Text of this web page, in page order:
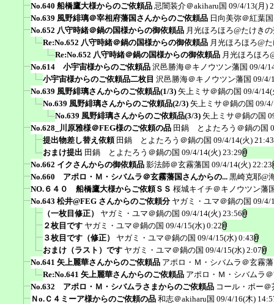
No.640 船橋鷹大様からのご依頼品 忌闇装介＠akiharu国 09/4/13(月)
No.639 風野緋璃＠宰相府藩国さんからのご依頼品 日向美弥＠紅葉国
No.652 八守時緒＠鍋の国様からの御依頼品 月光ほろほろ@たけき
Re:No.652 八守時緒＠鍋の国様からの御依頼品 月光ほろほろ@
Re:No.652 八守時緒＠鍋の国様からの御依頼品 月光ほろほろ
No.614 小宇宙様からのご依頼品 沢邑勝海＠キノウツン藩国 09/4/
小宇宙様からのご依頼品二枚目 沢邑勝海＠キノウツン藩国 09/4/
No.639 風野緋璃さんからのご依頼品(1/3) 矢上ミサ＠鍋の国 09/4/14(
No.639 風野緋璃さんからのご依頼品(2/3) 矢上ミサ＠鍋の国 09/
No.639 風野緋璃さんからのご依頼品(3/3) 矢上ミサ＠鍋の国
No.628_川原雅様＠FEG様のご依頼の品 田鍋 とよたろう＠鍋の国
提出物差し替え依頼 田鍋 とよたろう＠鍋の国 09/4/14(火) 21:43
おまけ提出 田鍋 とよたろう＠鍋の国 09/4/14(火) 23:29
No.662 イクさんからの御依頼品 影法師＠玄霧藩国 09/4/14(火) 22:23
No.660 アポロ・Ｍ・シバムラ＠玄霧藩国さんからの... 黒崎克耶@
NO.６４０ 船橋鷹大様からご依頼ＳＳ 桜城キイチ＠キノウツン藩
No.643 松井@FEG さんからのご依頼分 ヤガミ・ユマ＠鍋の国 09/4/
（一枚目修正）
ヤガミ・ユマ＠鍋の国 09/4/14(火) 23:56
２枚目です ヤガミ・ユマ＠鍋の国 09/4/15(水) 0:22
３枚目です（修正）
ヤガミ・ユマ＠鍋の国 09/4/15(水) 0:43
おまけ（ラスト）です ヤガミ・ユマ＠鍋の国 09/4/15(水) 2:07
No.641 矢上麗華さんからのご依頼品 アポロ・Ｍ・シバムラ＠玄霧
Re:No.641 矢上麗華さんからのご依頼品 アポロ・Ｍ・シバムラ
No.632 アポロ・Ｍ・シバムラさまからのご依頼品 コール・ポー
Ｎo.Ｃ４ミーア様からのご依頼の品 和志＠akiharu国 09/4/16(木)